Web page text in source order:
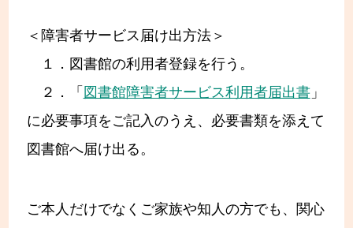
＜障害者サービス届け出方法＞
１．図書館の利用者登録を行う。
２．「 図書館障害者サービス利用者届出書」
に必要事項をご記入のうえ、必要書類を添えて
図書館へ届け出る。
ご本人だけでなくご家族や知人の方でも、関心